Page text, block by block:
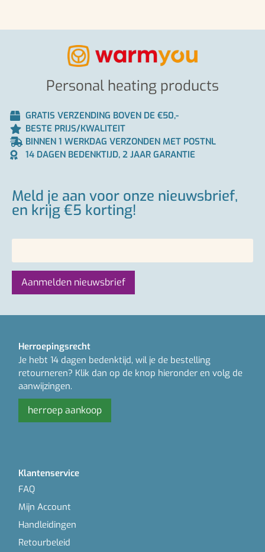
Personal heating products
GRATIS VERZENDING BOVEN DE €50,-
BESTE PRIJS/KWALITEIT
BINNEN 1 WERKDAG VERZONDEN MET POSTNL
14 DAGEN BEDENKTIJD, 2 JAAR GARANTIE
Meld je aan voor onze nieuwsbrief,
en krijg €5 korting!
Herroepingsrecht
Je hebt 14 dagen bedenktijd, wil je de bestelling
retourneren? Klik dan op de knop hieronder en volg de
aanwijzingen.
herroep aankoop
Klantenservice
FAQ
Mijn Account
Handleidingen
Retourbeleid